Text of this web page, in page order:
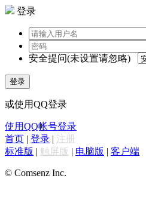
登录
安全提问(未设置请忽略)
登录
或使用QQ登录
使用QQ帐号登录
首页 | 登录 | 注册
标准版 | 触屏版 | 电脑版 | 客户端
© Comsenz Inc.